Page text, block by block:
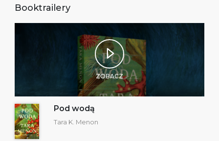
Booktrailery
ZOBACZ
Pod wodą
Tara K. Menon